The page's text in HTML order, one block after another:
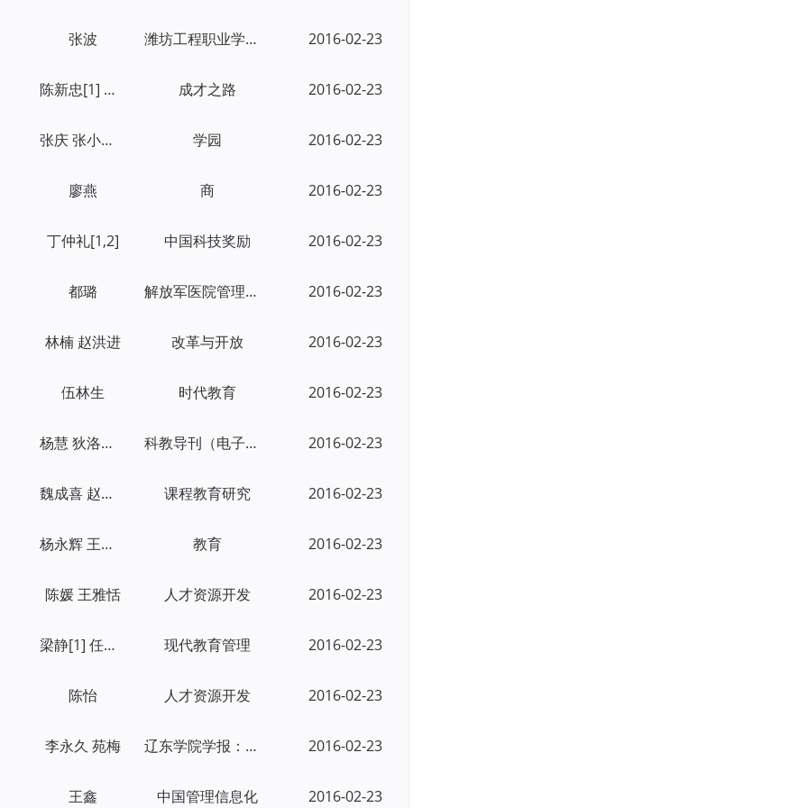
张波 潍坊工程职业学院学报 2016-02-23
陈新忠[1] 李忠云[2] 胡瑞[3] 成才之路 2016-02-23
张庆 张小乾 王丽超 学园 2016-02-23
廖燕 商 2016-02-23
丁仲礼[1,2] 中国科技奖励 2016-02-23
都璐 解放军医院管理杂志 2016-02-23
林楠 赵洪进 改革与开放 2016-02-23
伍林生 时代教育 2016-02-23
杨慧 狄洛薇 张莉 科教导刊（电子版） 2016-02-23
魏成喜 赵宏林 陶春 赵文海 阿都沁夫 王允 王 课程教育研究 2016-02-23
杨永辉 王晓宇 高闯 教育 2016-02-23
陈媛 王雅恬 人才资源开发 2016-02-23
梁静[1] 任增元[2] 现代教育管理 2016-02-23
陈怡 人才资源开发 2016-02-23
李永久 苑梅 辽东学院学报：社会科学版 2016-02-23
王鑫 中国管理信息化 2016-02-23